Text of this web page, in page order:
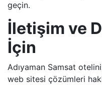
geçin.
İletişim ve
İçin
Adıyaman Samsat
web sitesi çözümleri